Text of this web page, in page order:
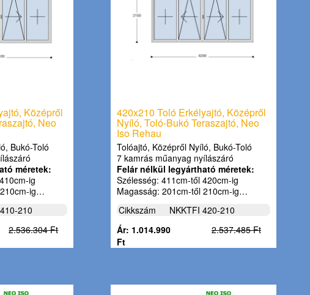
Középről
Neo
Bukó-Toló
méretek:
ig
ig…
210
2.536.304 Ft
420x210 Toló Erkélyajtó, Középről
Nyíló, Toló-Bukó Teraszajtó, Neo
Iso Rehau
Tolóajtó, Középről Nyíló, Bukó-Toló
7 kamrás műanyag nyílászáró
Felár nélkül legyártható méretek:
Szélesség: 411cm-től 420cm-ig
Magasság: 201cm-től 210cm-ig…
Cikkszám
NKKTFI 420-210
Ár: 1.014.990
Ft
2.537.485 Ft